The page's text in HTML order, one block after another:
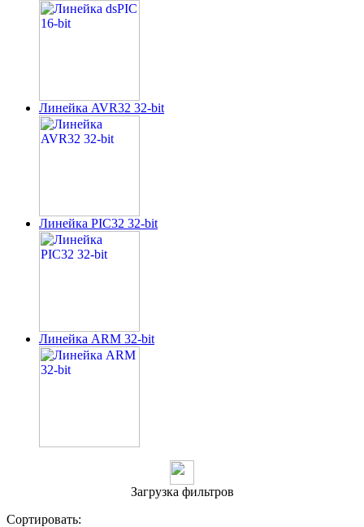
Линейка AVR32 32-bit
Линейка PIC32 32-bit
Линейка ARM 32-bit
Загрузка фильтров
Сортировать: